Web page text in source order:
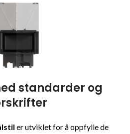
standarder og
er utviklet for å oppfylle de